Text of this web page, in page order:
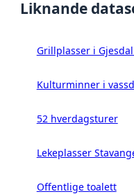
Liknande
Grillplasser i
Kulturminner i
52 hverdagsturer
Lekeplasser
Offentlige toalett